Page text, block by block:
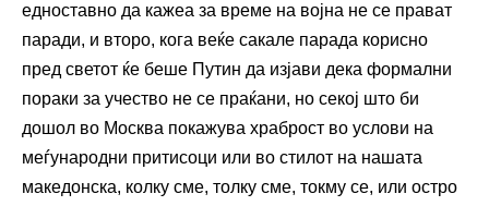
едноставно да кажеа за време на војна не се прават
паради, и второ, кога веќе сакале парада корисно
пред светот ќе беше Путин да изјави дека формални
пораки за учество не се праќани, но секој што би
дошол во Москва покажува храброст во услови на
меѓународни притисоци или во стилот на нашата
македонска, колку сме, толку сме, токму се, или остро